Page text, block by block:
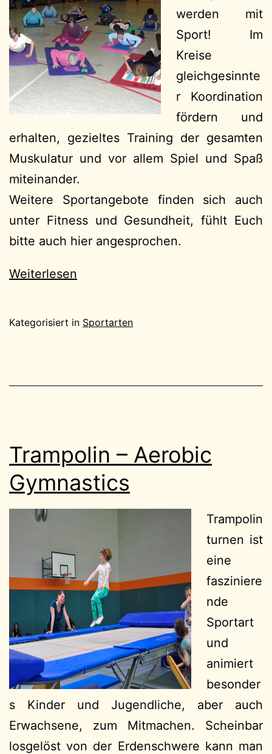
werden mit
Sport! Im
Kreise
gleichgesinnte
r Koordination
fördern und
erhalten, gezieltes Training der gesamten
Muskulatur und vor allem Spiel und Spaß
miteinander.
Weitere Sportangebote finden sich auch
unter Fitness und Gesundheit, fühlt Euch
bitte auch hier angesprochen.
Weiterlesen
Kategorisiert in Sportarten
Trampolin – Aerobic
Gymnastics
Trampolin
turnen ist
eine
fasziniere
nde
Sportart
und
animiert
besonder
s Kinder und Jugendliche, aber auch
Erwachsene, zum Mitmachen. Scheinbar
losgelöst von der Erdenschwere kann man